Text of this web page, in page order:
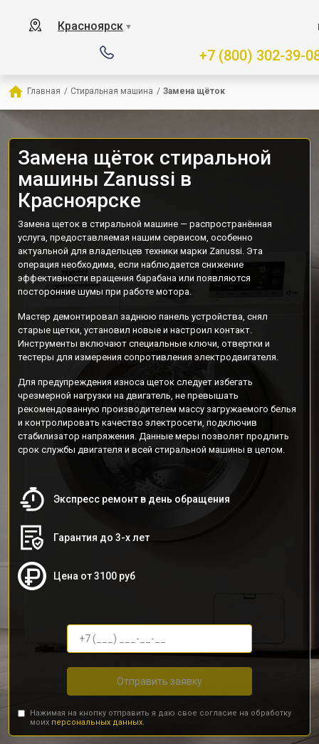
Красноярск ▼
+7 (800) 302-39-
Главная / Стиральная машина / Замена щёток
Замена щёток стиральной
машины Zanussi в
Красноярске
Замена щеток в стиральной машине — распространённая
услуга, предоставляемая нашим сервисом, особенно
актуальной для владельцев техники марки Zanussi. Эта
операция необходима, если наблюдается снижение
эффективности вращения барабана или появляются
посторонние шумы при работе мотора.
Мастер демонтировал заднюю панель устройства, снял
старые щетки, установил новые и настроил контакт.
Инструменты включают специальные ключи, отвертки и
тестеры для измерения сопротивления электродвигателя.
Для предупреждения износа щеток следует избегать
чрезмерной нагрузки на двигатель, не превышать
рекомендованную производителем массу загружаемого белья
и контролировать качество электросети, подключив
стабилизатор напряжения. Данные меры позволят продлить
срок службы двигателя и всей стиральной машины в целом.
Экспресс ремонт в день обращения
Гарантия до 3-х лет
Цена от 3100 руб
Отправить заявку
Нажимая на кнопку отправить я даю свое согласие на обработку
моих персональных данных.